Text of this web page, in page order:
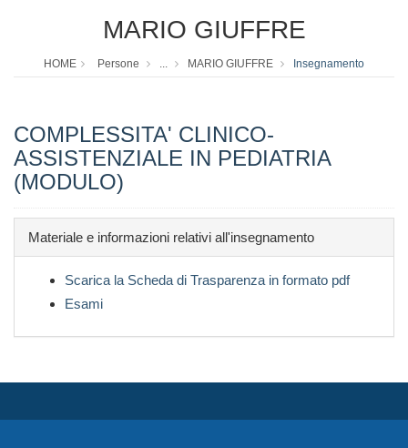
MARIO GIUFFRE
HOME Persone ... MARIO GIUFFRE Insegnamento
COMPLESSITA' CLINICO-
ASSISTENZIALE IN PEDIATRIA
(MODULO)
Materiale e informazioni relativi all'insegnamento
Scarica la Scheda di Trasparenza in formato pdf
Esami